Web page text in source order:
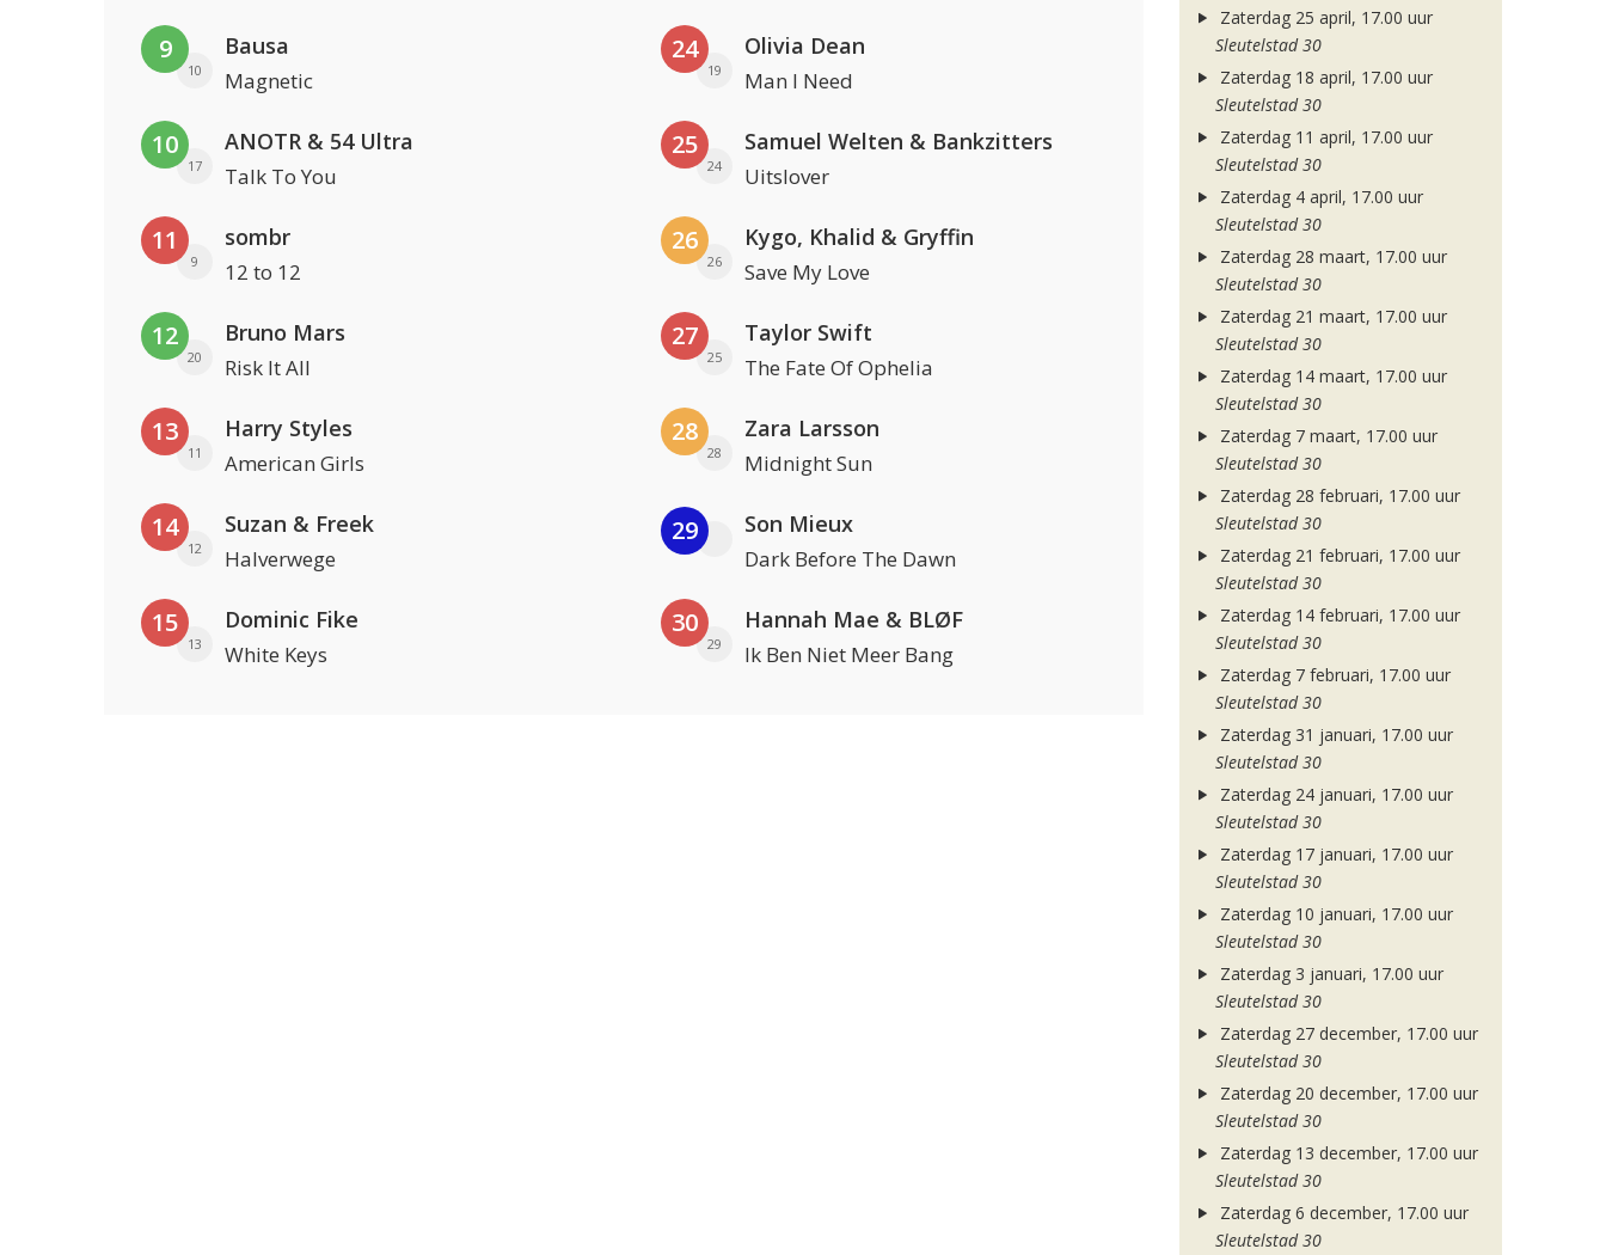
9
10
Bausa
Magnetic
10
17
ANOTR & 54 Ultra
Talk To You
11
9
sombr
12 to 12
12
20
Bruno Mars
Risk It All
13
11
Harry Styles
American Girls
14
12
Suzan & Freek
Halverwege
15
13
Dominic Fike
White Keys
24
19
Olivia Dean
Man I Need
25
24
Samuel Welten & Bankzitters
Uitslover
26
26
Kygo, Khalid & Gryffin
Save My Love
27
25
Taylor Swift
The Fate Of Ophelia
28
28
Zara Larsson
Midnight Sun
29 Son Mieux
Dark Before The Dawn
30
29
Hannah Mae & BLØF
Ik Ben Niet Meer Bang
Zaterdag 25 april, 17.00 uur
Sleutelstad 30
Zaterdag 18 april, 17.00 uur
Sleutelstad 30
Zaterdag 11 april, 17.00 uur
Sleutelstad 30
Zaterdag 4 april, 17.00 uur
Sleutelstad 30
Zaterdag 28 maart, 17.00 uur
Sleutelstad 30
Zaterdag 21 maart, 17.00 uur
Sleutelstad 30
Zaterdag 14 maart, 17.00 uur
Sleutelstad 30
Zaterdag 7 maart, 17.00 uur
Sleutelstad 30
Zaterdag 28 februari, 17.00 uur
Sleutelstad 30
Zaterdag 21 februari, 17.00 uur
Sleutelstad 30
Zaterdag 14 februari, 17.00 uur
Sleutelstad 30
Zaterdag 7 februari, 17.00 uur
Sleutelstad 30
Zaterdag 31 januari, 17.00 uur
Sleutelstad 30
Zaterdag 24 januari, 17.00 uur
Sleutelstad 30
Zaterdag 17 januari, 17.00 uur
Sleutelstad 30
Zaterdag 10 januari, 17.00 uur
Sleutelstad 30
Zaterdag 3 januari, 17.00 uur
Sleutelstad 30
Zaterdag 27 december, 17.00 uur
Sleutelstad 30
Zaterdag 20 december, 17.00 uur
Sleutelstad 30
Zaterdag 13 december, 17.00 uur
Sleutelstad 30
Zaterdag 6 december, 17.00 uur
Sleutelstad 30